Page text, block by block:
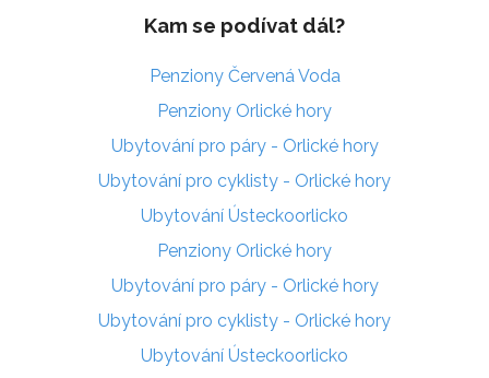
Kam se podívat dál?
Penziony Červená Voda
Penziony Orlické hory
Ubytování pro páry - Orlické hory
Ubytování pro cyklisty - Orlické hory
Ubytování Ústeckoorlicko
Penziony Orlické hory
Ubytování pro páry - Orlické hory
Ubytování pro cyklisty - Orlické hory
Ubytování Ústeckoorlicko